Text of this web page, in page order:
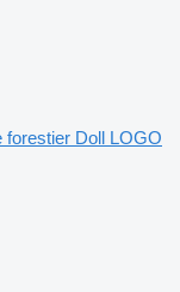
forestier Doll LOGO